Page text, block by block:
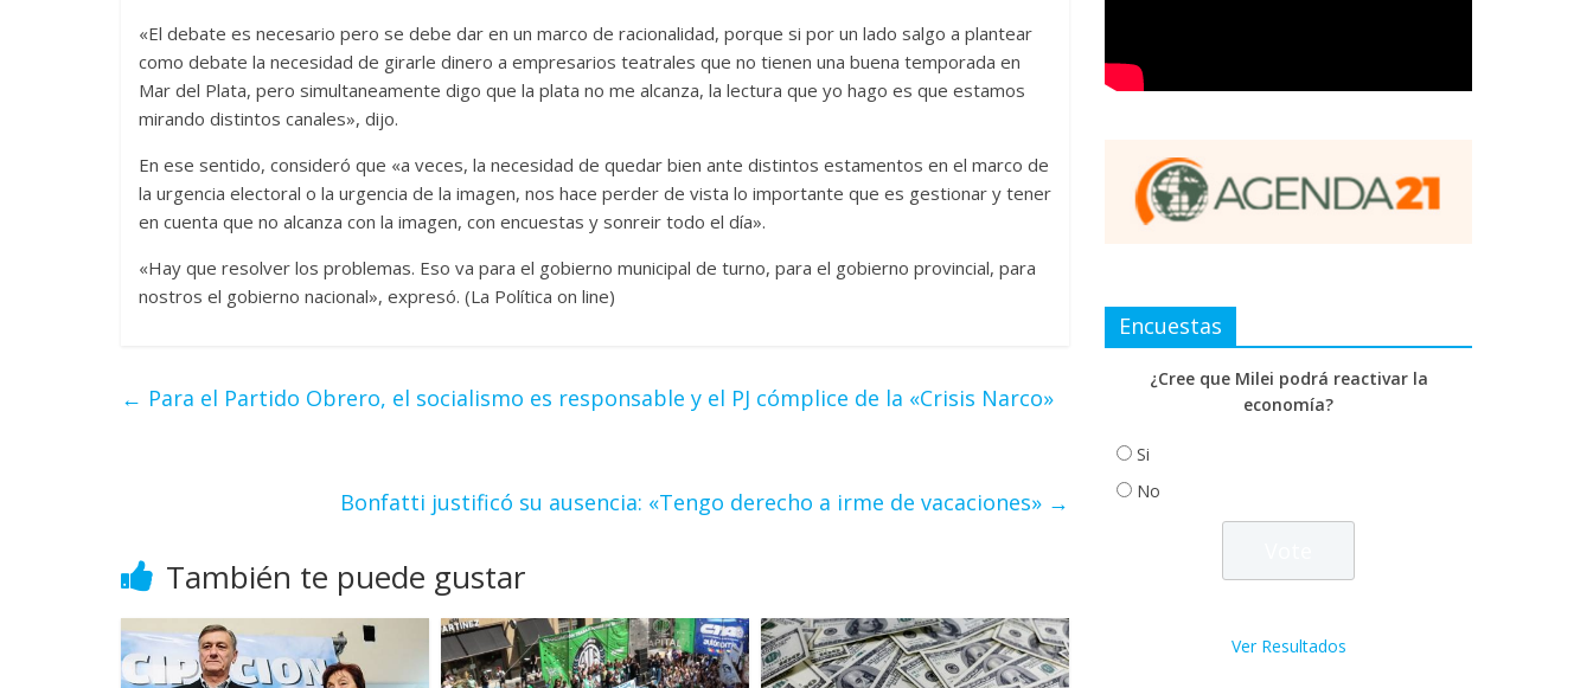
«El debate es necesario pero se debe dar en un marco de racionalidad, porque si por un lado salgo a plantear
como debate la necesidad de girarle dinero a empresarios teatrales que no tienen una buena temporada en
Mar del Plata, pero simultaneamente digo que la plata no me alcanza, la lectura que yo hago es que estamos
mirando distintos canales», dijo.
En ese sentido, consideró que «a veces, la necesidad de quedar bien ante distintos estamentos en el marco de
la urgencia electoral o la urgencia de la imagen, nos hace perder de vista lo importante que es gestionar y tener
en cuenta que no alcanza con la imagen, con encuestas y sonreir todo el día».
«Hay que resolver los problemas. Eso va para el gobierno municipal de turno, para el gobierno provincial, para
nostros el gobierno nacional», expresó. (La Política on line)
← Para el Partido Obrero, el socialismo es responsable y el PJ cómplice de la «Crisis Narco»
Bonfatti justificó su ausencia: «Tengo derecho a irme de vacaciones» →
También te puede gustar
Encuestas
¿Cree que Milei podrá reactivar la
economía?
Si
No
Ver Resultados